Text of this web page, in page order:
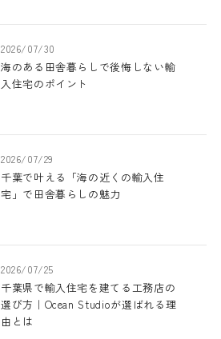
2026/07/30
海のある田舎暮らしで後悔しない輸
入住宅のポイント
2026/07/29
千葉で叶える「海の近くの輸入住
宅」で田舎暮らしの魅力
2026/07/25
千葉県で輸入住宅を建てる工務店の
選び方｜Ocean Studioが選ばれる理
由とは